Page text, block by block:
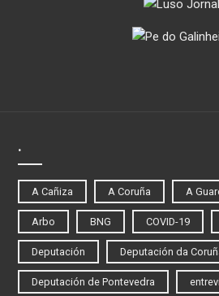
.
A Cañiza A Coruña A
Arbo BNG COVID-19
Deputación Deputación da
Deputación de Pontevedra